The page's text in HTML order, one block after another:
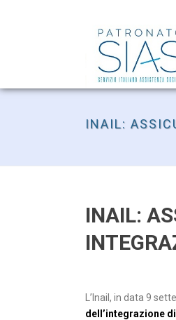
INAIL:
INAIL:
L’Inail, in data 9
dell’integrazione